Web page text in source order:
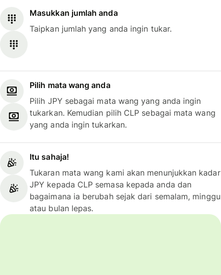
Masukkan jumlah anda
Taipkan jumlah yang anda ingin tukar.
Pilih mata wang anda
Pilih JPY sebagai mata wang yang anda ingin
tukarkan. Kemudian pilih CLP sebagai mata wang
yang anda ingin tukarkan.
Itu sahaja!
Tukaran mata wang kami akan menunjukkan kadar
JPY kepada CLP semasa kepada anda dan
bagaimana ia berubah sejak dari semalam, minggu
atau bulan lepas.